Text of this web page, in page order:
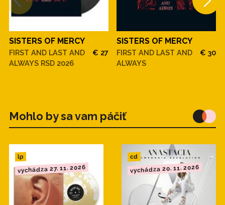
SISTERS OF MERCY
FIRST AND LAST AND
ALWAYS RSD 2026
€ 27
SISTERS OF MERCY
FIRST AND LAST AND
ALWAYS
€ 30
Mohlo by sa vam páčiť
lp
vychádza 27. 11. 2026
cd
vychádza 20. 11. 2026